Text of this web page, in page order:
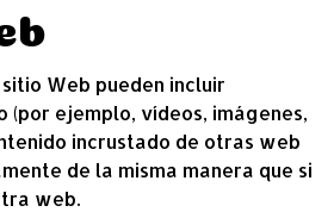
Web pueden incluir
(por ejemplo, vídeos, imágenes,
incrustado de otras web
de la misma manera que si
web.